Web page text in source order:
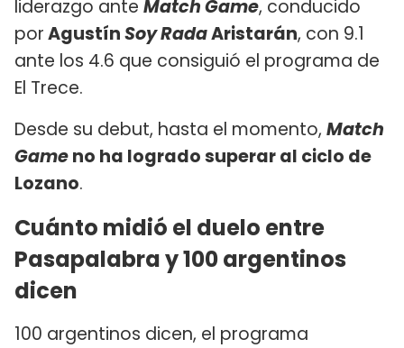
liderazgo ante Match Game, conducido
porAgustínSoy RadaAristarán, con 9.1
ante los 4.6 que consiguió el programa de
El Trece.
Desde su debut, hasta el momento, Match
Gameno ha logrado superar al ciclo de
Lozano.
Cuánto midió el duelo entre
Pasapalabra y 100 argentinos
dicen
100 argentinos dicen, el programa